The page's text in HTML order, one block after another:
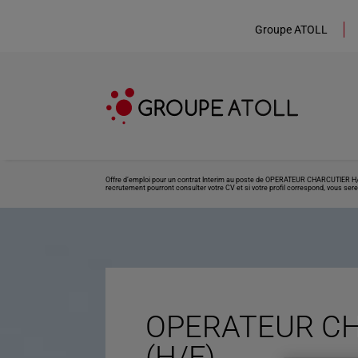
Groupe ATOLL
Offre d’emploi pour un contrat Interim au poste de OPERATEUR
recrutement pourront consulter votre CV et si votre profil correspond, vous
OPERATEUR